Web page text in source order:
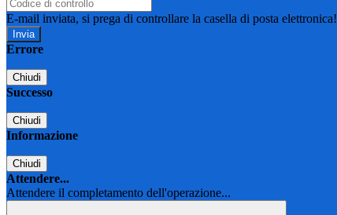
E-mail inviata, si prega di controllare la casella di posta elettronica!
Errore
Chiudi
Successo
Chiudi
Informazione
Chiudi
Attendere...
Attendere il completamento dell'operazione...